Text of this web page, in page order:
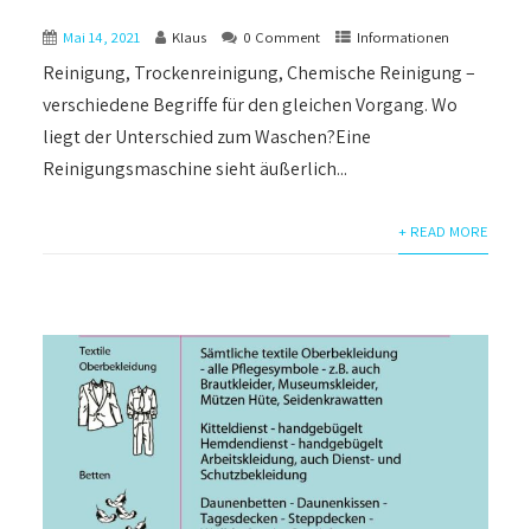
Mai 14, 2021 Klaus 0 Comment Informationen
Reinigung, Trockenreinigung, Chemische Reinigung –
verschiedene Begriffe für den gleichen Vorgang. Wo
liegt der Unterschied zum Waschen?Eine
Reinigungsmaschine sieht äußerlich...
+ READ MORE